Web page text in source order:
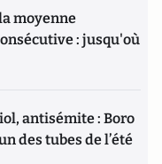
moyenne
: jusqu'où
antisémite : Boro
des tubes de l’été